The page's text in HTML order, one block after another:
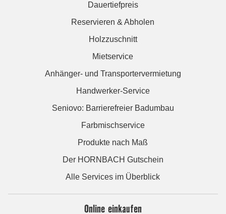
Dauertiefpreis
Reservieren & Abholen
Holzzuschnitt
Mietservice
Anhänger- und Transportervermietung
Handwerker-Service
Seniovo: Barrierefreier Badumbau
Farbmischservice
Produkte nach Maß
Der HORNBACH Gutschein
Alle Services im Überblick
Online einkaufen